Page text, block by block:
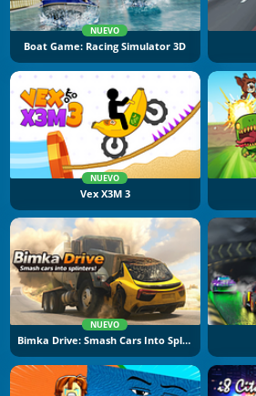
NUEVO
Boat Game: Racing Simulator 3D
NUEVO
Vex X3M 3
NUEVO
Bimka Drive: Smash Cars Into Splinters